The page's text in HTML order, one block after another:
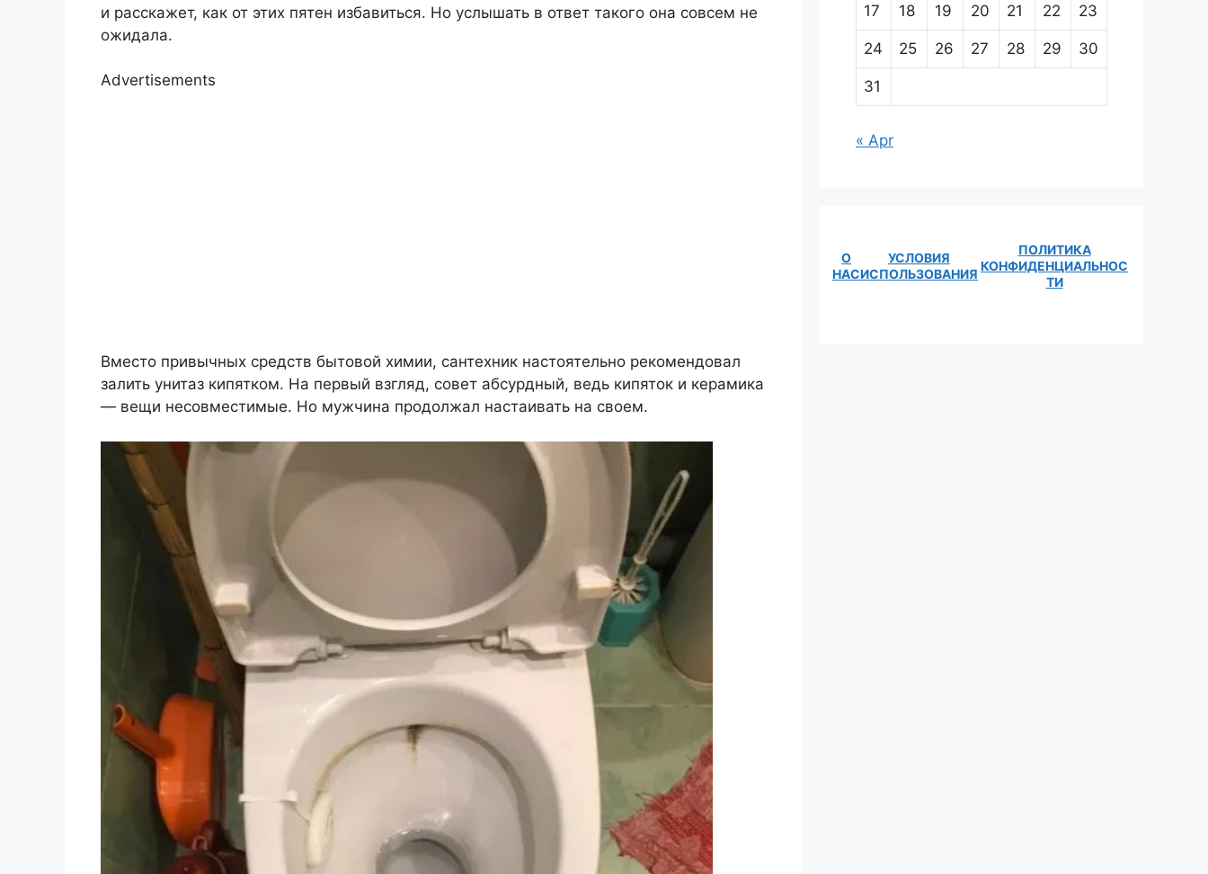
и расскажет, как от этих пятен избавиться. Но услышать в ответ такого она совсем не
ожидала.
Advertisements
Вместо привычных средств бытовой химии, сантехник настоятельно рекомендовал
залить унитаз кипятком. На первый взгляд, совет абсурдный, ведь кипяток и керамика
— вещи несовместимые. Но мужчина продолжал настаивать на своем.
17 18 19 20 21 22 23
24 25 26 27 28 29 30
31
« Apr
О
НАС
УСЛОВИЯ
ИСПОЛЬЗОВАНИЯ
ПОЛИТИКА
КОНФИДЕНЦИАЛЬНОС
ТИ